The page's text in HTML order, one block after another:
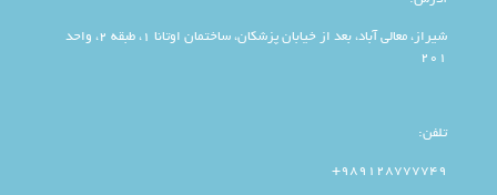
شیراز، معالی آباد، بعد از خیابان پزشکان، ساختمان اوتانا 1، طبقه 2، واحد
201
تلفن:
989128777749+